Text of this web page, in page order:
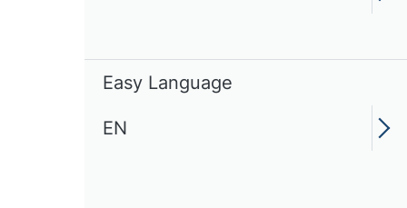
Easy Language
EN